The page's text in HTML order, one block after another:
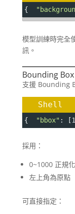
{
模型訓練時完全
訊。
Bounding
支援 Bounding
Shell
{ "bbox" :
採用：
0~1000 正規
左上角為原點
可直接指定：